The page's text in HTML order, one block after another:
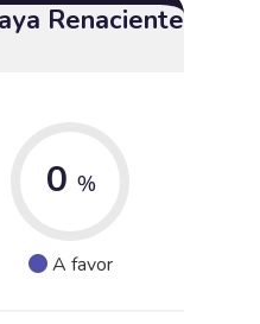
Renaciente
0 %
A favor